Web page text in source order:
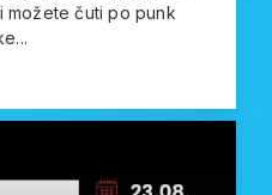
možete čuti po punk